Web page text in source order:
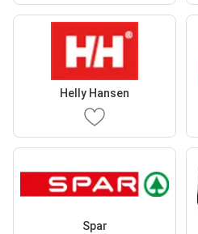
Helly Hansen
Spar